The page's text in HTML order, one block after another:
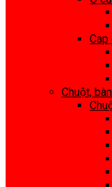
Cap
Chuột,